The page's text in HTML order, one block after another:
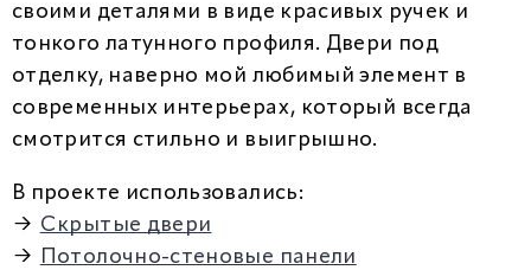
своими деталями в виде красивых ручек и
тонкого латунного профиля. Двери под
отделку, наверно мой любимый элемент в
современных интерьерах, который всегда
смотрится стильно и выигрышно.
В проекте использовались:
→ Скрытые двери
→
Потолочно-стеновые панели